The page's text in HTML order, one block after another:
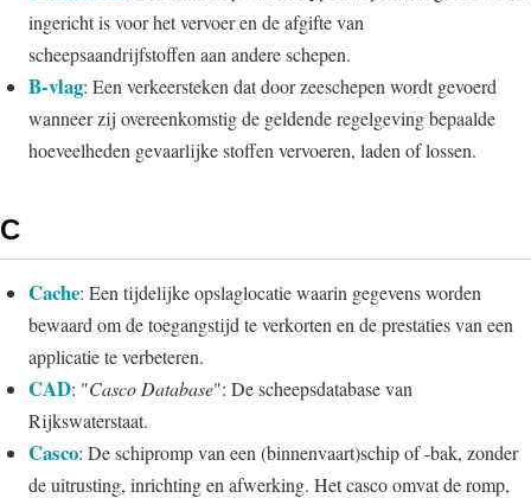
ingericht is voor het vervoer en de afgifte van
scheepsaandrijfstoffen aan andere schepen.
B-vlag: Een verkeersteken dat door zeeschepen wordt gevoerd
wanneer zij overeenkomstig de geldende regelgeving bepaalde
hoeveelheden gevaarlijke stoffen vervoeren, laden of lossen.
C
Cache: Een tijdelijke opslaglocatie waarin gegevens worden
bewaard om de toegangstijd te verkorten en de prestaties van een
applicatie te verbeteren.
CAD: "Casco Database": De scheepsdatabase van
Rijkswaterstaat.
Casco: De schipromp van een (binnenvaart)schip of -bak, zonder
de uitrusting, inrichting en afwerking. Het casco omvat de romp,